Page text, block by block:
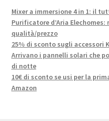
Mixer a immersione 4 in 1: il
Purificatore d’Aria
qualità/prezzo
25% di sconto sugli accessori
Arrivano i pannelli solari che
di notte
10€ di sconto se usi per la
Amazon